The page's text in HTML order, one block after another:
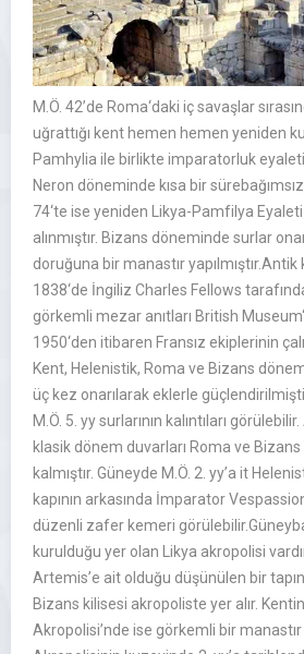
M.Ö. 42’de Roma‘daki iç savaşlar
uğrattığı kent hemen hemen yeniden
Pamhylia ile birlikte imparatorluk
Neron döneminde kısa bir
74‘te ise yeniden Likya-Pamfilya Eyaleti
alınmıştır. Bizans döneminde surlar
doruğuna bir manastır
1838‘de İngiliz Charles Fellows
görkemli mezar anıtları British
1950‘den itibaren Fransız ekiplerinin
Kent, Helenistik, Roma ve Bizans
üç kez onarılarak eklerle
M.Ö. 5. yy surlarının kalıntıları
klasik dönem duvarları Roma ve Bizans
kalmıştır. Güneyde M.Ö. 2. yy’a it
kapının arkasında İmparator
düzenli zafer kemeri
kurulduğu yer olan Likya akropolisi
Artemis’e ait olduğu düşünülen bir
Bizans kilisesi akropoliste yer alır.
Akropolisi’nde ise görkemli bir